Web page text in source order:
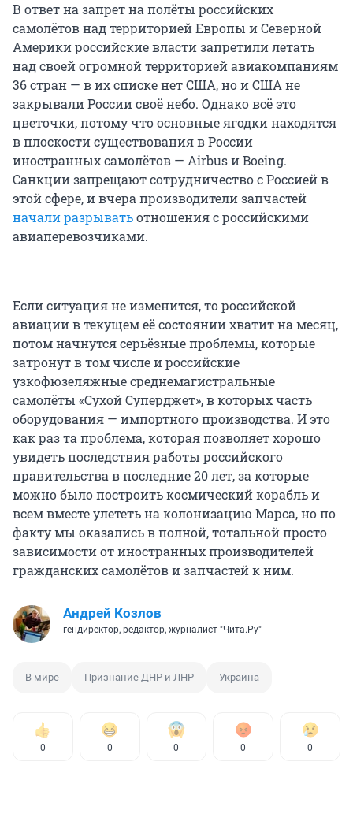
В ответ на запрет на полёты российских
самолётов над территорией Европы и Северной
Америки российские власти запретили летать
над своей огромной территорией авиакомпаниям
36 стран — в их списке нет США, но и США не
закрывали России своё небо. Однако всё это
цветочки, потому что основные ягодки находятся
в плоскости существования в России
иностранных самолётов — Airbus и Boeing.
Санкции запрещают сотрудничество с Россией в
этой сфере, и вчера производители запчастей
начали разрыватьотношения с российскими
авиаперевозчиками.
Если ситуация не изменится, то российской
авиации в текущем её состоянии хватит на месяц,
потом начнутся серьёзные проблемы, которые
затронут в том числе и российские
узкофюзеляжные среднемагистральные
самолёты «Сухой Суперджет», в которых часть
оборудования — импортного производства. И это
как раз та проблема, которая позволяет хорошо
увидеть последствия работы российского
правительства в последние 20 лет, за которые
можно было построить космический корабль и
всем вместе улететь на колонизацию Марса, но по
факту мы оказались в полной, тотальной просто
зависимости от иностранных производителей
гражданских самолётов и запчастей к ним.
Андрей Козлов
гендиректор, редактор, журналист "Чита.Ру"
В мире Признание ДНР и ЛНР Украина
0 0 0 0 0